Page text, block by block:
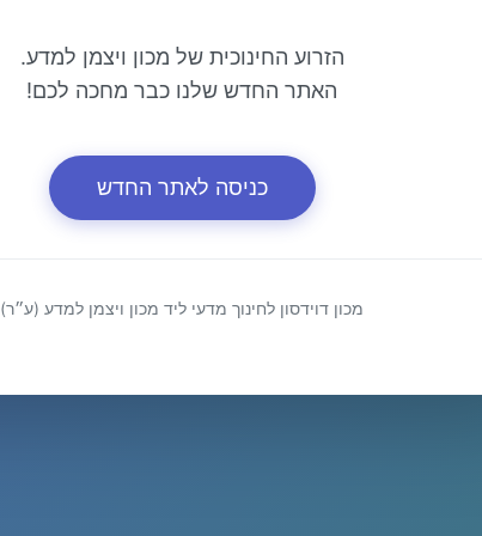
הזרוע החינוכית של מכון ויצמן למדע.
האתר החדש שלנו כבר מחכה לכם!
כניסה לאתר החדש
מכון דוידסון לחינוך מדעי ליד מכון ויצמן למדע (ע״ר)